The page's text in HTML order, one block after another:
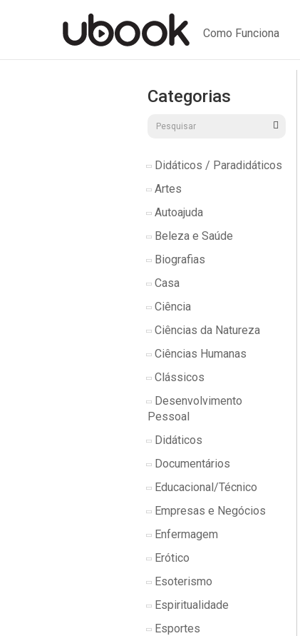
Como Funciona
Categorias
Didáticos / Paradidáticos
Artes
Autoajuda
Beleza e Saúde
Biografias
Casa
Ciência
Ciências da Natureza
Ciências Humanas
Clássicos
Desenvolvimento
Pessoal
Didáticos
Documentários
Educacional/Técnico
Empresas e Negócios
Enfermagem
Erótico
Esoterismo
Espiritualidade
Esportes